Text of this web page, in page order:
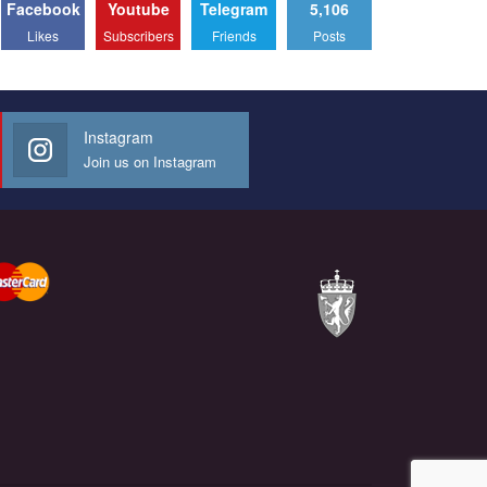
Facebook
Likes
Youtube
Subscribers
Telegram
Friends
5,106
Posts
Instagram
Join us on Instagram